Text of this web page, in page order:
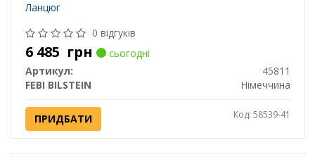
Ланцюг
0 відгуків
6 485 грн
сьогодні
Артикул:
45811
FEBI BILSTEIN
Німеччина
ПРИДБАТИ Код: 58539-41